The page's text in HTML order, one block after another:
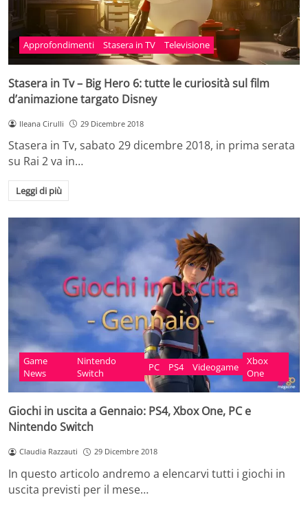
Approfondimenti Stasera in TV Televisione
Stasera in Tv – Big Hero 6: tutte le curiosità sul film
d’animazione targato Disney
Ileana Cirulli 29 Dicembre 2018
Stasera in Tv, sabato 29 dicembre 2018, in prima serata
su Rai 2 va in…
Leggi di più
Game
News
Nintendo
Switch
PC PS4 Videogame
Xbox
One
Giochi in uscita a Gennaio: PS4, Xbox One, PC e
Nintendo Switch
Claudia Razzauti 29 Dicembre 2018
In questo articolo andremo a elencarvi tutti i giochi in
uscita previsti per il mese…